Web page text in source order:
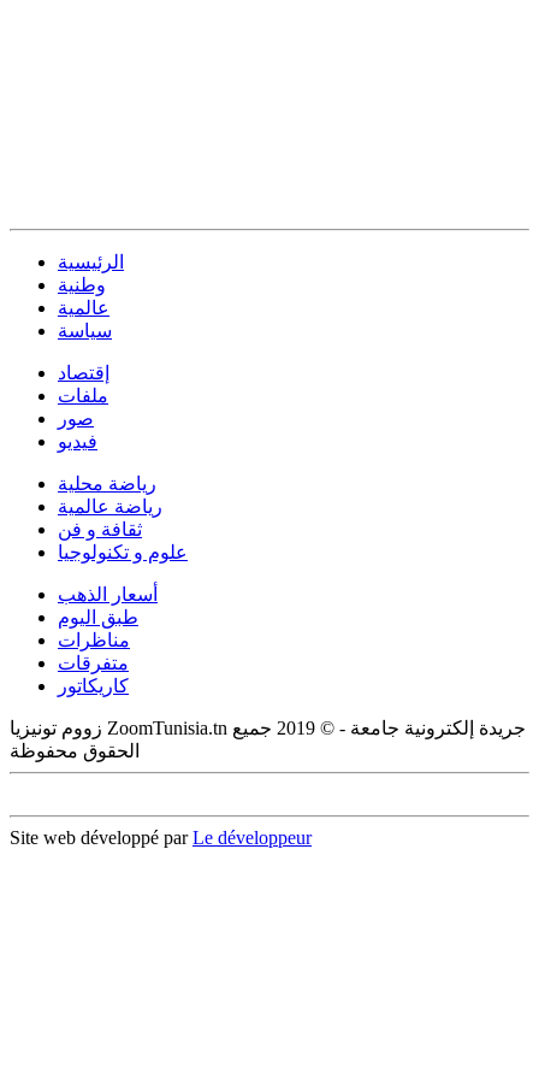
الرئيسية
وطنية
عالمية
سياسة
إقتصاد
ملفات
صور
فيديو
رياضة محلية
رياضة عالمية
ثقافة و فن
علوم و تكنولوجيا
أسعار الذهب
طبق اليوم
مناظرات
متفرقات
كاريكاتور
زووم تونيزيا ZoomTunisia.tn جريدة إلكترونية جامعة - © 2019 جميع
الحقوق محفوظة
Site web développé parLe développeur